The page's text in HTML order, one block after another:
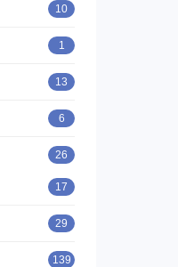
10
1
13
6
26
17
29
139